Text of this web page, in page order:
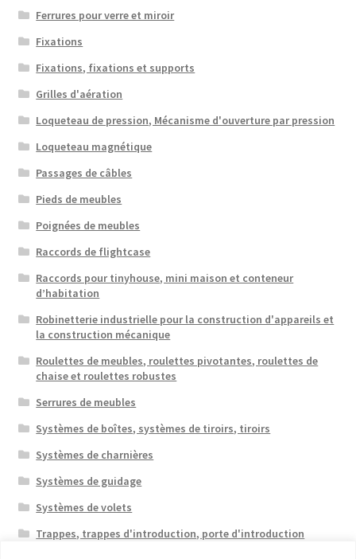
Ferrures pour verre et miroir
Fixations
Fixations, fixations et supports
Grilles d'aération
Loqueteau de pression, Mécanisme d'ouverture par pression
Loqueteau magnétique
Passages de câbles
Pieds de meubles
Poignées de meubles
Raccords de flightcase
Raccords pour tinyhouse, mini maison et conteneur
d’habitation
Robinetterie industrielle pour la construction d'appareils et
la construction mécanique
Roulettes de meubles, roulettes pivotantes, roulettes de
chaise et roulettes robustes
Serrures de meubles
Systèmes de boîtes, systèmes de tiroirs, tiroirs
Systèmes de charnières
Systèmes de guidage
Systèmes de volets
Trappes, trappes d'introduction, porte d'introduction